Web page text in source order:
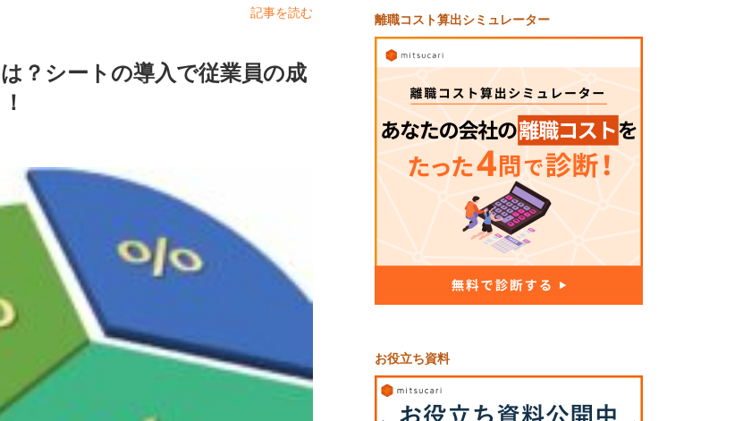
記事を読む
？シートの導入で従業員の成
離職コスト算出シミュレーター
お役立ち資料